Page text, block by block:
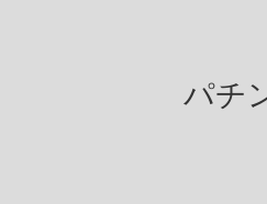
パチ